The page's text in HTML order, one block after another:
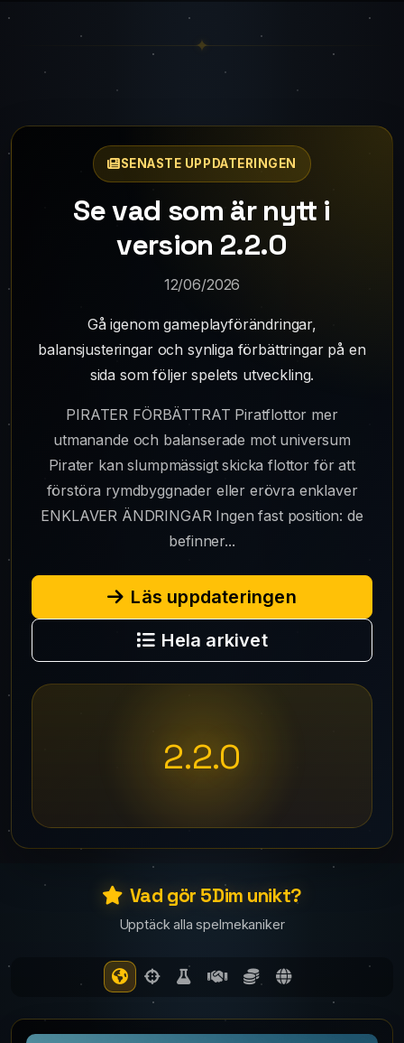
SENASTE UPPDATERINGEN
Se vad som är nytt i
version 2.2.0
12/06/2026
Gå igenom gameplayförändringar,
balansjusteringar och synliga förbättringar på en
sida som följer spelets utveckling.
PIRATER FÖRBÄTTRAT Piratflottor mer
utmanande och balanserade mot universum
Pirater kan slumpmässigt skicka flottor för att
förstöra rymdbyggnader eller erövra enklaver
ENKLAVER ÄNDRINGAR Ingen fast position: de
befinner...
Läs uppdateringen
Hela arkivet
2.2.0
Vad gör 5Dim unikt?
Upptäck alla spelmekaniker